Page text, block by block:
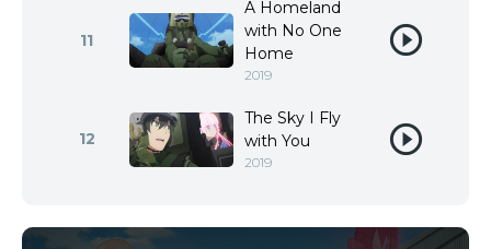
11
A Homeland
with No One
Home
2019
12
The Sky I Fly
with You
2019